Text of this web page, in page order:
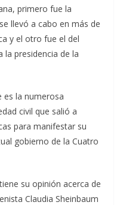
primero fue la
llevó a cabo en más de
y el otro fue el del
la presidencia de la
es la numerosa
civil que salió a
para manifestar su
gobierno de la Cuatro
su opinión acerca de
Claudia Sheinbaum